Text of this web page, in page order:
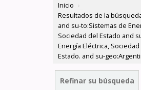
Inicio ›
Resultados de la
and su-to:Sistemas de
Sociedad del Estado and
Energía Eléctrica,
Estado. and su-
Refinar su búsqueda